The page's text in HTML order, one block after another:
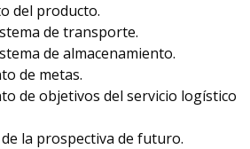
del producto.
de transporte.
de almacenamiento.
de metas.
de objetivos del servicio logístico
la prospectiva de futuro.